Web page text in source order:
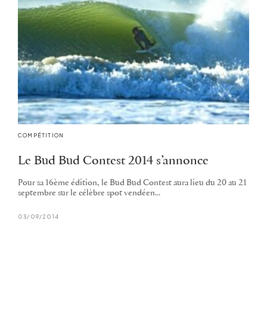
COMPÉTITION
Le Bud Bud Contest 2014 s’annonce
Pour sa 16ème édition, le Bud Bud Contest aura lieu du 20 au 21
septembre sur le célèbre spot vendéen...
03/09/2014